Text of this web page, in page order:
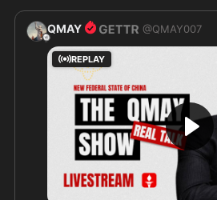
QMAY @QMAY007
REPLAY